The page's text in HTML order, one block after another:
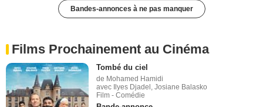
Bandes-annonces à ne pas manquer
Films Prochainement au Cinéma
Tombé du ciel
de Mohamed Hamidi
avec Ilyes Djadel, Josiane Balasko
Film - Comédie